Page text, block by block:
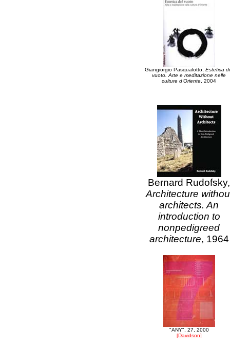
Giangiorgio Pasqualotto, Estetica
vuoto. Arte e meditazione nelle
culture d'Oriente , 2004
Bernard Rudofsky,
Architecture
architects. An
introduction to
nonpedigreed
architecture, 1964
"ANY", 27, 2000
[Davidson]